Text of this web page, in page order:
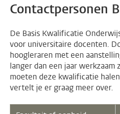
Contactpersonen
De Basis Kwalificatie
voor universitaire docenten.
hoogleraren met een
langer dan een jaar
moeten deze kwalificatie
vertelt je er graag meer over.